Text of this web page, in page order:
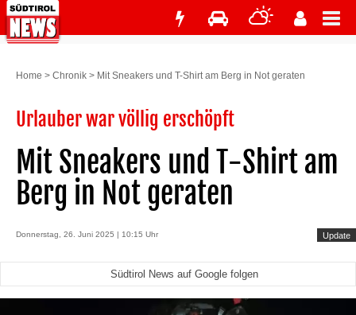
Home > Chronik > Mit Sneakers und T-Shirt am Berg in Not geraten
Urlauber war völlig erschöpft
Mit Sneakers und T-Shirt am
Berg in Not geraten
Donnerstag, 26. Juni 2025 | 10:15 Uhr Update
Südtirol News auf Google folgen